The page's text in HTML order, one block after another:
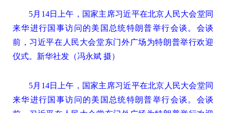
5月14日上午，国家主席习近平在北京人民大会堂同
来华进行国事访问的美国总统特朗普举行会谈。会谈
前，习近平在人民大会堂东门外广场为特朗普举行欢迎
仪式。新华社发（冯永斌 摄）
5月14日上午，国家主席习近平在北京人民大会堂同
来华进行国事访问的美国总统特朗普举行会谈。会谈